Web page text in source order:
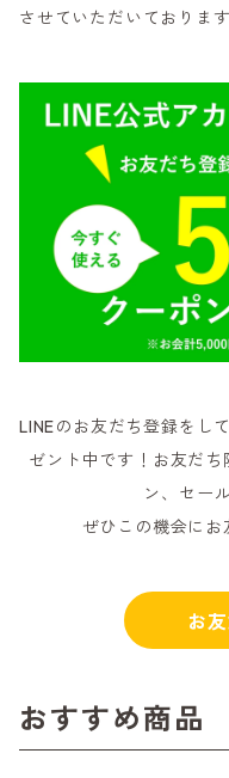
させていただいております
LINEのお友だち登録をし
ゼント中です！お友だ
ン、セー
ぜひこの機会にお
お
おすすめ商品